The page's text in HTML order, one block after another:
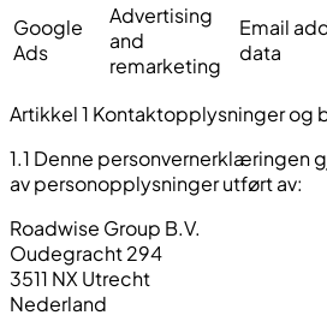
Google
Ads
Advertising
and
remarketing
Email
data
Artikkel 1 Kontaktopplysninger og
1.1 Denne personvernerklæringen
av personopplysninger utført av:
Roadwise Group B.V.
Oudegracht 294
3511 NX Utrecht
Nederland